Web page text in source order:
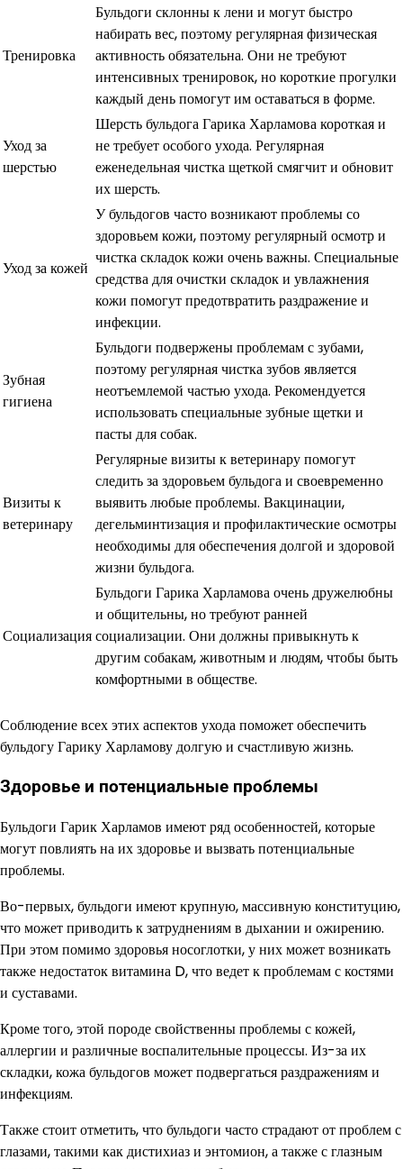
Тренировка
Бульдоги склонны к лени и могут быстро
набирать вес, поэтому регулярная физическая
активность обязательна. Они не требуют
интенсивных тренировок, но короткие прогулки
каждый день помогут им оставаться в форме.
Уход за
шерстью
Шерсть бульдога Гарика Харламова короткая и
не требует особого ухода. Регулярная
еженедельная чистка щеткой смягчит и обновит
их шерсть.
Уход за кожей
У бульдогов часто возникают проблемы со
здоровьем кожи, поэтому регулярный осмотр и
чистка складок кожи очень важны. Специальные
средства для очистки складок и увлажнения
кожи помогут предотвратить раздражение и
инфекции.
Зубная
гигиена
Бульдоги подвержены проблемам с зубами,
поэтому регулярная чистка зубов является
неотъемлемой частью ухода. Рекомендуется
использовать специальные зубные щетки и
пасты для собак.
Визиты к
ветеринару
Регулярные визиты к ветеринару помогут
следить за здоровьем бульдога и своевременно
выявить любые проблемы. Вакцинации,
дегельминтизация и профилактические осмотры
необходимы для обеспечения долгой и здоровой
жизни бульдога.
Социализация
Бульдоги Гарика Харламова очень дружелюбны
и общительны, но требуют ранней
социализации. Они должны привыкнуть к
другим собакам, животным и людям, чтобы быть
комфортными в обществе.
Соблюдение всех этих аспектов ухода поможет обеспечить
бульдогу Гарику Харламову долгую и счастливую жизнь.
Здоровье и потенциальные проблемы
Бульдоги Гарик Харламов имеют ряд особенностей, которые
могут повлиять на их здоровье и вызвать потенциальные
проблемы.
Во-первых, бульдоги имеют крупную, массивную конституцию,
что может приводить к затруднениям в дыхании и ожирению.
При этом помимо здоровья носоглотки, у них может возникать
также недостаток витамина D, что ведет к проблемам с костями
и суставами.
Кроме того, этой породе свойственны проблемы с кожей,
аллергии и различные воспалительные процессы. Из-за их
складки, кожа бульдогов может подвергаться раздражениям и
инфекциям.
Также стоит отметить, что бульдоги часто страдают от проблем с
глазами, такими как дистихиаз и энтомион, а также с глазным